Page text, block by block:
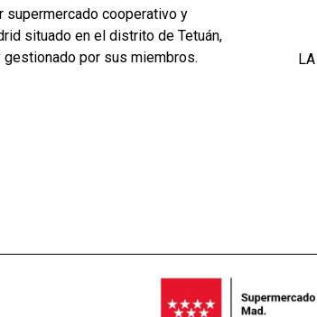
supermercado cooperativo y
situado en el distrito de Tetuán,
gestionado por sus miembros.